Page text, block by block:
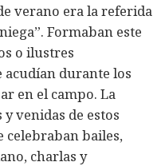
verano era la referida
Formaban este
o ilustres
acudían durante los
en el campo. La
y venidas de estos
celebraban bailes,
charlas y